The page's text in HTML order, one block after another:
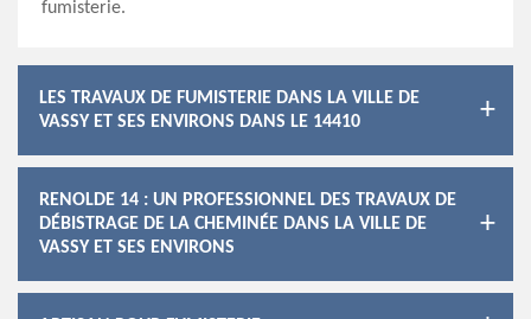
fumisterie.
LES TRAVAUX DE FUMISTERIE DANS LA VILLE DE
VASSY ET SES ENVIRONS DANS LE 14410
RENOLDE 14 : UN PROFESSIONNEL DES TRAVAUX DE
DÉBISTRAGE DE LA CHEMINÉE DANS LA VILLE DE
VASSY ET SES ENVIRONS